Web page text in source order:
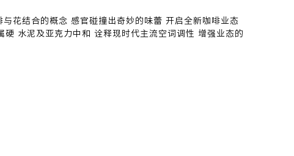
与花结合的概念 感官碰撞出奇妙的味蕾 开启全新咖啡业态
硬 水泥及亚克力中和 诠释现时代主流空词调性 增强业态的